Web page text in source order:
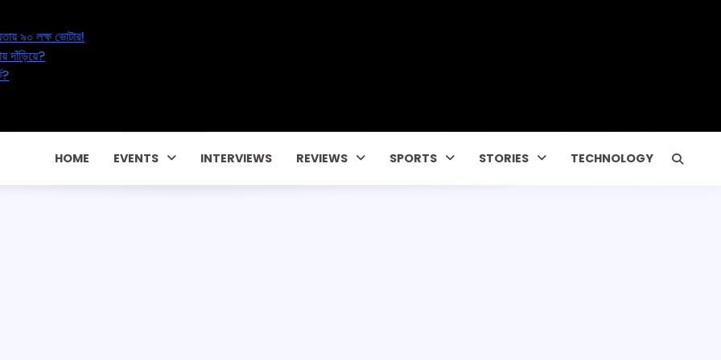
Erasure: অনিশ্চয়তায় ৯০ লক্ষ ভোটার!
লক্ষ শিক্ষকের ভবিষ্যৎ কোথায় দাঁড়িয়ে?
পরকীয়া, নাকি বদলাচ্ছে সম্পর্ক?
কন্ট্রাক্টে! CM Pema Khandu
HOME EVENTS INTERVIEWS REVIEWS SPORTS STORIES TECHNOLOGY